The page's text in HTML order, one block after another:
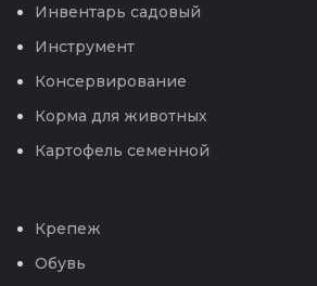
Инвентарь садовый
Инструмент
Консервирование
Корма для животных
Картофель семенной
Крепеж
Обувь